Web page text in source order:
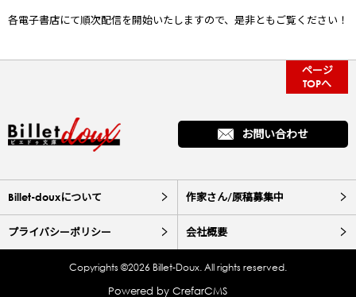
各電子書店にて順次配信を開始いたしますので、是非ともご覧ください！
ページ
TOPへ
お問い合わせ
Billet-douxについて 作家さん/原稿募集中
プライバシーポリシー 会社概要
Copyrights ©2026 Billet-Doux. All rights reserved.
Powered by CrefarCMS